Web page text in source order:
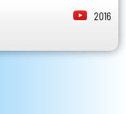
2016